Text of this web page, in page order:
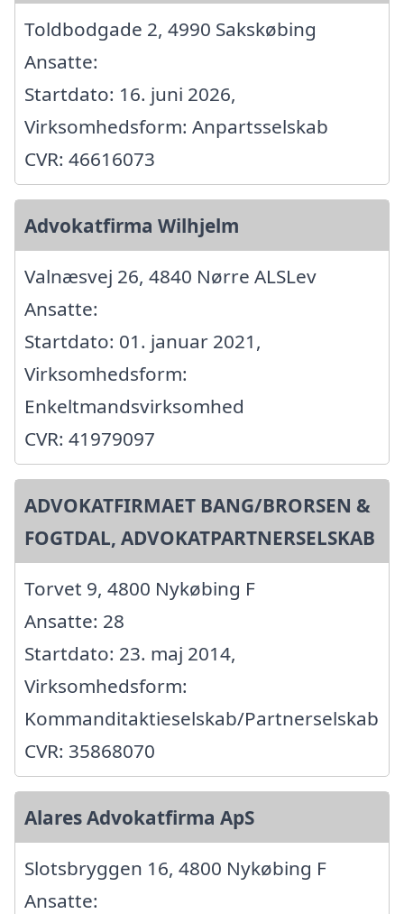
Toldbodgade 2, 4990 Sakskøbing
Ansatte:
Startdato: 16. juni 2026,
Virksomhedsform: Anpartsselskab
CVR: 46616073
Advokatfirma Wilhjelm
Valnæsvej 26, 4840 Nørre ALSLev
Ansatte:
Startdato: 01. januar 2021,
Virksomhedsform:
Enkeltmandsvirksomhed
CVR: 41979097
ADVOKATFIRMAET BANG/BRORSEN &
FOGTDAL, ADVOKATPARTNERSELSKAB
Torvet 9, 4800 Nykøbing F
Ansatte: 28
Startdato: 23. maj 2014,
Virksomhedsform:
Kommanditaktieselskab/Partnerselskab
CVR: 35868070
Alares Advokatfirma ApS
Slotsbryggen 16, 4800 Nykøbing F
Ansatte: